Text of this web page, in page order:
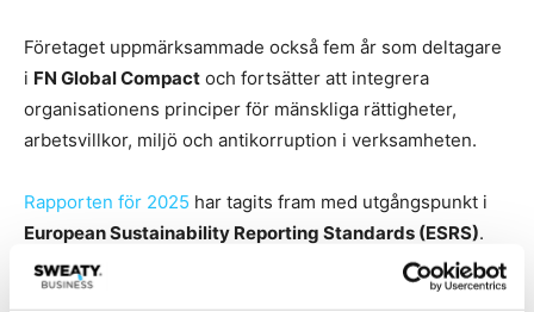
Företaget uppmärksammade också fem år som deltagare
i FN Global Compact och fortsätter att integrera
organisationens principer för mänskliga rättigheter,
arbetsvillkor, miljö och antikorruption i verksamheten.
Rapporten för 2025 har tagits fram med utgångspunkt i
European Sustainability Reporting Standards (ESRS).
Eleiko har valt att frivilligt tillämpa ramverket som en del
av arbetet för ökad transparens och fortsatt utveckling av